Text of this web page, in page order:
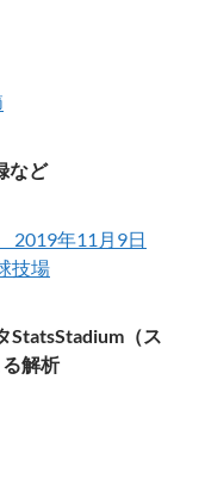
など
年11月9日
技場
StatsStadium（ス
解析